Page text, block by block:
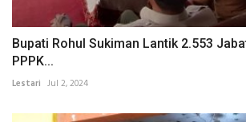
Bupati Rohul Sukiman Lantik 2.553
PPPK...
Lestari Jul 2, 2024